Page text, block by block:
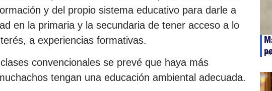
y del propio sistema educativo para darle a
en la primaria y la secundaria de tener acceso a lo
a experiencias formativas.
convencionales se prevé que haya más
tengan una educación ambiental adecuada.